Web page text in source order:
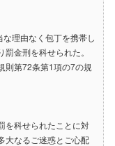
理由なく包丁を携帯し
金刑を科せられた。
則第72条第1項の7の規
を科せられたことに対
大なるご迷惑とご心配